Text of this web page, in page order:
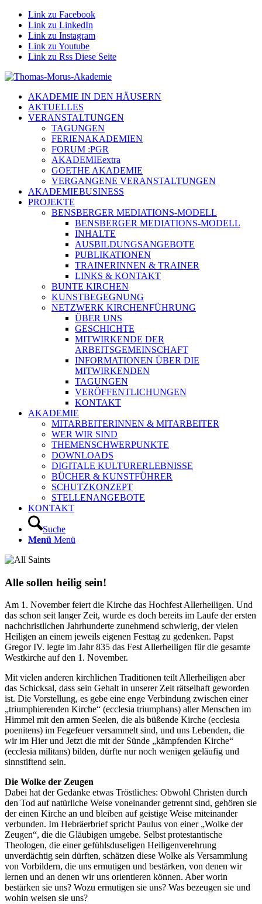
Link zu Facebook
Link zu LinkedIn
Link zu Instagram
Link zu Youtube
Link zu Rss Diese Seite
AKADEMIE IN DEN HÄUSERN
AKTUELLES
VERANSTALTUNGEN
TAGUNGEN
FERIENAKADEMIEN
FORUM :PGR
AKADEMIEextra
GOETHE AKADEMIE
VERGANGENE VERANSTALTUNGEN
AKADEMIEBUSINESS
PROJEKTE
BENSBERGER MEDIATIONS-MODELL
BENSBERGER MEDIATIONS-MODELL
INHALTE
AUSBILDUNGSANGEBOTE
PUBLIKATIONEN
TRAINERINNEN & TRAINER
LINKS & KONTAKT
BUNTE KIRCHEN
KUNSTBEGEGNUNG
NETZWERK KIRCHENFÜHRUNG
ÜBER UNS
GESCHICHTE
MITWIRKENDE DER
ARBEITSGEMEINSCHAFT
INFORMATIONEN ÜBER DIE
MITWIRKENDEN
TAGUNGEN
VERÖFFENTLICHUNGEN
KONTAKT
AKADEMIE
MITARBEITERINNEN & MITARBEITER
WER WIR SIND
THEMENSCHWERPUNKTE
DOWNLOADS
DIGITALE KULTURERLEBNISSE
BÜCHER & KUNSTFÜHRER
SCHUTZKONZEPT
STELLENANGEBOTE
KONTAKT
Suche
Menü Menü
Alle sollen heilig sein!
Am 1. November feiert die Kirche das Hochfest Allerheiligen. Und
das schon seit langer Zeit, wurde es doch bereits im Laufe der ersten
nachchristlichen Jahrhunderte zunehmend schwierig, der vielen
Heiligen an einem jeweils eigenen Festtag zu gedenken. Papst
Gregor IV. legte im Jahr 835 das Fest Allerheiligen für die gesamte
Westkirche auf den 1. November.
Mit vielen anderen kirchlichen Traditionen teilt Allerheiligen aber
das Schicksal, dass sein Gehalt in unserer Zeit rätselhaft geworden
ist. Die Vorstellung, es gebe eine enge Verbindung zwischen einer
„triumphierenden Kirche“ (ecclesia triumphans) aller Menschen im
Himmel mit den armen Seelen, die als büßende Kirche (ecclesia
poenitens) im Fegefeuer versammelt sind, und uns Lebenden, die
wir im Hier und Jetzt die mit der Sünde „kämpfenden Kirche“
(ecclesia militans) bilden, dürfte nur noch wenigen geläufig und
sinnstiftend sein.
Die Wolke der Zeugen
Dabei hat der Gedanke etwas Tröstliches: Obwohl Christen durch
den Tod auf natürliche Weise voneinander getrennt sind, gehören sie
der einen Kirche an und bleiben auf geistige Weise miteinander
verbunden. Im Hebräerbrief spricht Paulus von einer „Wolke der
Zeugen“, die die Gläubigen umgebe. Selbst protestantische
Theologen, die einer gefühlsduseligen Heiligenverehrung
unverdächtig sein dürften, schätzen diese Wolke als Versammlung
von Vorbildern, die uns ermutigen und bestärken, von denen wir
lernen und an denen wir uns orientieren können. Aber worin
bestärken sie uns? Wozu ermutigen sie uns? Was bezeugen sie und
wohin weisen sie uns?